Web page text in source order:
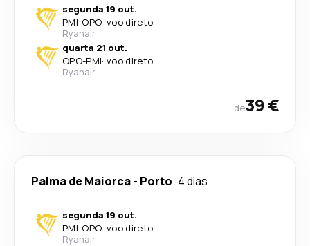
segunda 19 out.
PMI-OPO· voo direto
Ryanair
quarta 21 out.
OPO-PMI· voo direto
Ryanair
de39 €
Palma de Maiorca- Porto 4 dias
segunda 19 out.
PMI-OPO· voo direto
Ryanair